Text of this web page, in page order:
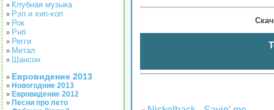
» Клубная музыка
» Рэп и хип-хоп
» Рок
» Рнб
» Регги
» Метал
» Шансон
» Евровидение 2013
» Новогодние 2013
» Евровидение 2012
» Песни про лето